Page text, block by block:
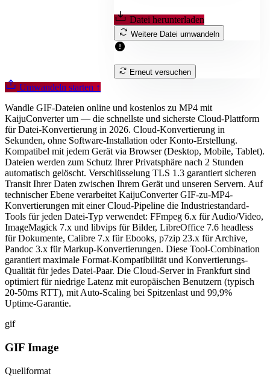
Datei herunterladen
Weitere Datei umwandeln
Erneut versuchen
Umwandeln starten ↑
Wandle GIF-Dateien online und kostenlos zu MP4 mit
KaijuConverter um — die schnellste und sicherste Cloud-Plattform
für Datei-Konvertierung in 2026. Cloud-Konvertierung in
Sekunden, ohne Software-Installation oder Konto-Erstellung.
Kompatibel mit jedem Gerät via Browser (Desktop, Mobile, Tablet).
Dateien werden zum Schutz Ihrer Privatsphäre nach 2 Stunden
automatisch gelöscht. Verschlüsselung TLS 1.3 garantiert sicheren
Transit Ihrer Daten zwischen Ihrem Gerät und unseren Servern. Auf
technischer Ebene verarbeitet KaijuConverter GIF-zu-MP4-
Konvertierungen mit einer Cloud-Pipeline die Industriestandard-
Tools für jeden Datei-Typ verwendet: FFmpeg 6.x für Audio/Video,
ImageMagick 7.x und libvips für Bilder, LibreOffice 7.6 headless
für Dokumente, Calibre 7.x für Ebooks, p7zip 23.x für Archive,
Pandoc 3.x für Markup-Konvertierungen. Diese Tool-Combination
garantiert maximale Format-Kompatibilität und Konvertierungs-
Qualität für jedes Datei-Paar. Die Cloud-Server in Frankfurt sind
optimiert für niedrige Latenz mit europäischen Benutzern (typisch
20-50ms RTT), mit Auto-Scaling bei Spitzenlast und 99,9%
Uptime-Garantie.
gif
GIF Image
Quellformat